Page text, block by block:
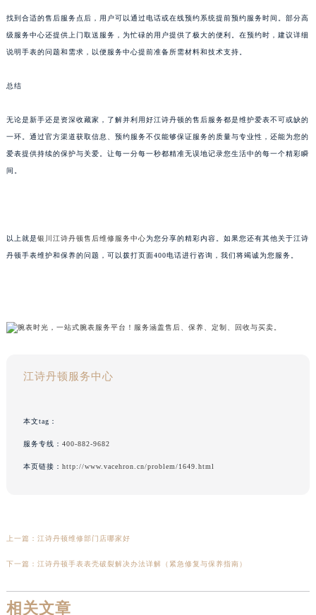
找到合适的售后服务点后，用户可以通过电话或在线预约系统提前预约服务时间。部分高
级服务中心还提供上门取送服务，为忙碌的用户提供了极大的便利。在预约时，建议详细
说明手表的问题和需求，以便服务中心提前准备所需材料和技术支持。
总结
无论是新手还是资深收藏家，了解并利用好江诗丹顿的售后服务都是维护爱表不可或缺的
一环。通过官方渠道获取信息、预约服务不仅能够保证服务的质量与专业性，还能为您的
爱表提供持续的保护与关爱。让每一分每一秒都精准无误地记录您生活中的每一个精彩瞬
间。
以上就是银川江诗丹顿售后维修服务中心为您分享的精彩内容。如果您还有其他关于江诗
丹顿手表维护和保养的问题，可以拨打页面400电话进行咨询，我们将竭诚为您服务。
江诗丹顿服务中心
本文tag：
服务专线： 400-882-9682
本页链接： http://www.vacehron.cn/problem/1649.html
上一篇： 江诗丹顿维修部门店哪家好
下一篇： 江诗丹顿手表表壳破裂解决办法详解（紧急修复与保养指南）
相关文章